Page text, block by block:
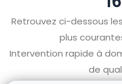
Retrouvez ci-dessous
plus
Intervention rapide à
de